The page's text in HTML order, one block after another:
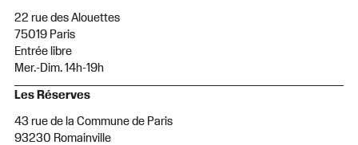
22 rue des Alouettes
75019 Paris
Entrée libre
Mer.-Dim. 14h-19h
Les Réserves
43 rue de la Commune de Paris
93230 Romainville